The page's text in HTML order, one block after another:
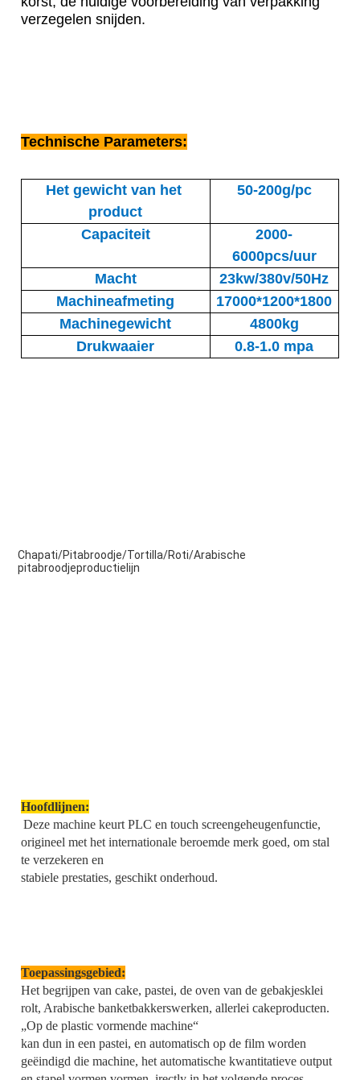
verzegelen snijden.
Technische Parameters:
Het gewicht van het
product
50-200g/pc
Capaciteit
2000-
6000pcs/uur
Macht
23kw/380v/50Hz
Machineafmeting
17000*1200*1800
Machinegewicht
4800kg
Drukwaaier
0.8-1.0 mpa
Chapati/Pitabroodje/Tortilla/Roti/Arabische
pitabroodjeproductielijn
Hoofdlijnen:
Deze machine keurt PLC en touch screengeheugenfunctie,
origineel met het internationale beroemde merk goed, om stal
te verzekeren en
stabiele prestaties, geschikt onderhoud.
Toepassingsgebied:
Het begrijpen van cake, pastei, de oven van de gebakjesklei
rolt, Arabische banketbakkerswerken, allerlei cakeproducten.
„Op de plastic vormende machine“
kan dun in een pastei, en automatisch op de film worden
geëindigd die machine, het automatische kwantitatieve output